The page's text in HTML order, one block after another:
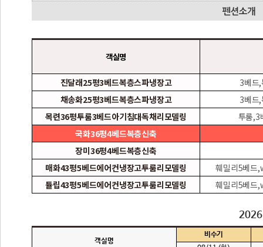
객실명
진달래25평3베드복층스파냉장고
3베드
채송화25평3베드복층스파냉장고
3베드
목련36평투룸3베드아기침대독채리모델링
투룸,3
국화36평4베드복층신축
장미36평4베드복층신축
매화43평5베드에어컨냉장고투룸리모델링
훼밀리5베드
튤립43평5베드에어컨냉장고투룸리모델링
훼밀리5베드